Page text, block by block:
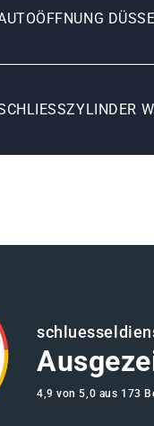
4,9 von 5,0 aus 173